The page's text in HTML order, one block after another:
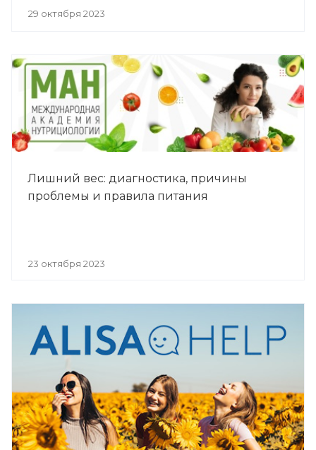
29 октября 2023
Лишний вес: диагностика, причины
проблемы и правила питания
23 октября 2023